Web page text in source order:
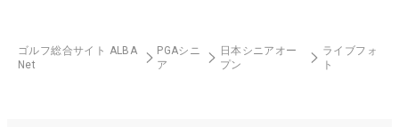
ゴルフ総合サイト ALBA
Net
PGAシニ
ア
日本シニアオー
プン
ライブフォ
ト